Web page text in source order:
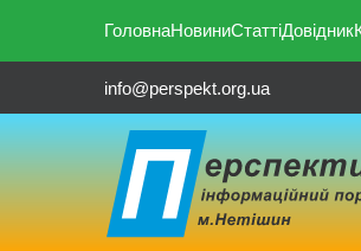
ГоловнаНовиниСтаттіДовідник
info@perspekt.org.ua